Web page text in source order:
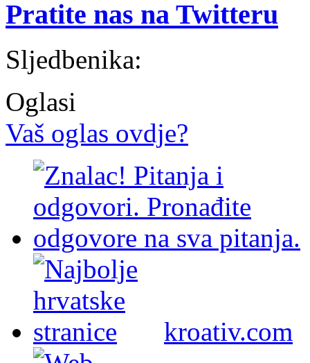
Pratite nas na Twitteru
Sljedbenika:
Oglasi
Vaš oglas ovdje?
kroativ.com